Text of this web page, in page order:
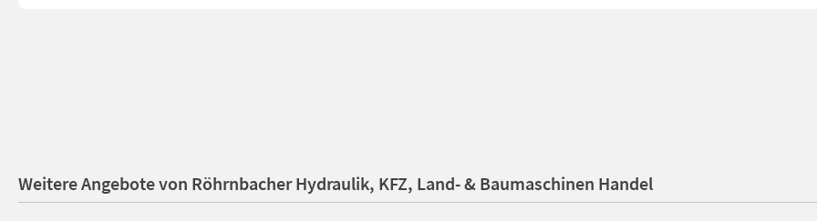
Weitere Angebote von Röhrnbacher Hydraulik, KFZ, Land- & Baumaschinen Handel